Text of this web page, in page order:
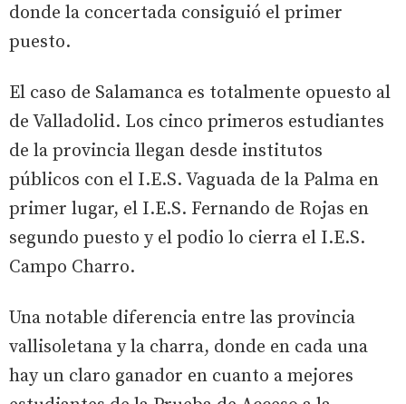
donde la concertada consiguió el primer
puesto.
El caso de Salamanca es totalmente opuesto al
de Valladolid. Los cinco primeros estudiantes
de la provincia llegan desde institutos
públicos con el I.E.S. Vaguada de la Palma en
primer lugar, el I.E.S. Fernando de Rojas en
segundo puesto y el podio lo cierra el I.E.S.
Campo Charro.
Una notable diferencia entre las provincia
vallisoletana y la charra, donde en cada una
hay un claro ganador en cuanto a mejores